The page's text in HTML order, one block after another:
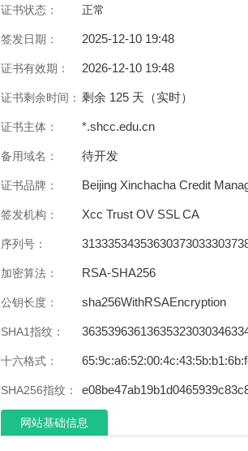
证书状态： 正常
签发日期： 2025-12-10 19:48
证书有效期： 2026-12-10 19:48
证书剩余时间： 剩余 125 天（实时）
证书主体： *.shcc.edu.cn
备用域名： 待开发
证书品牌： Beijing Xinchacha Credit
签发机构： Xcc Trust OV SSL CA
序列号：
加密算法： RSA-SHA256
公钥长度： sha256WithRSAEncryption
SHA1指纹：
十六格式：
SHA256指纹：
网站基础信息